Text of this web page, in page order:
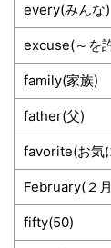
every(みんな)
excuse(～を
family(家族)
father(父)
favorite(お気
February(２
fifty(50)